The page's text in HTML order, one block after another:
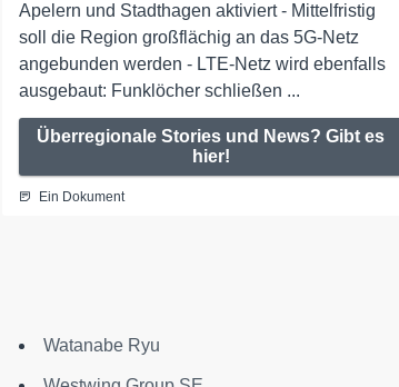
Apelern und Stadthagen aktiviert - Mittelfristig
soll die Region großflächig an das 5G-Netz
angebunden werden - LTE-Netz wird ebenfalls
ausgebaut: Funklöcher schließen ...
Überregionale Stories und News? Gibt es
hier!
Ein Dokument
Watanabe Ryu